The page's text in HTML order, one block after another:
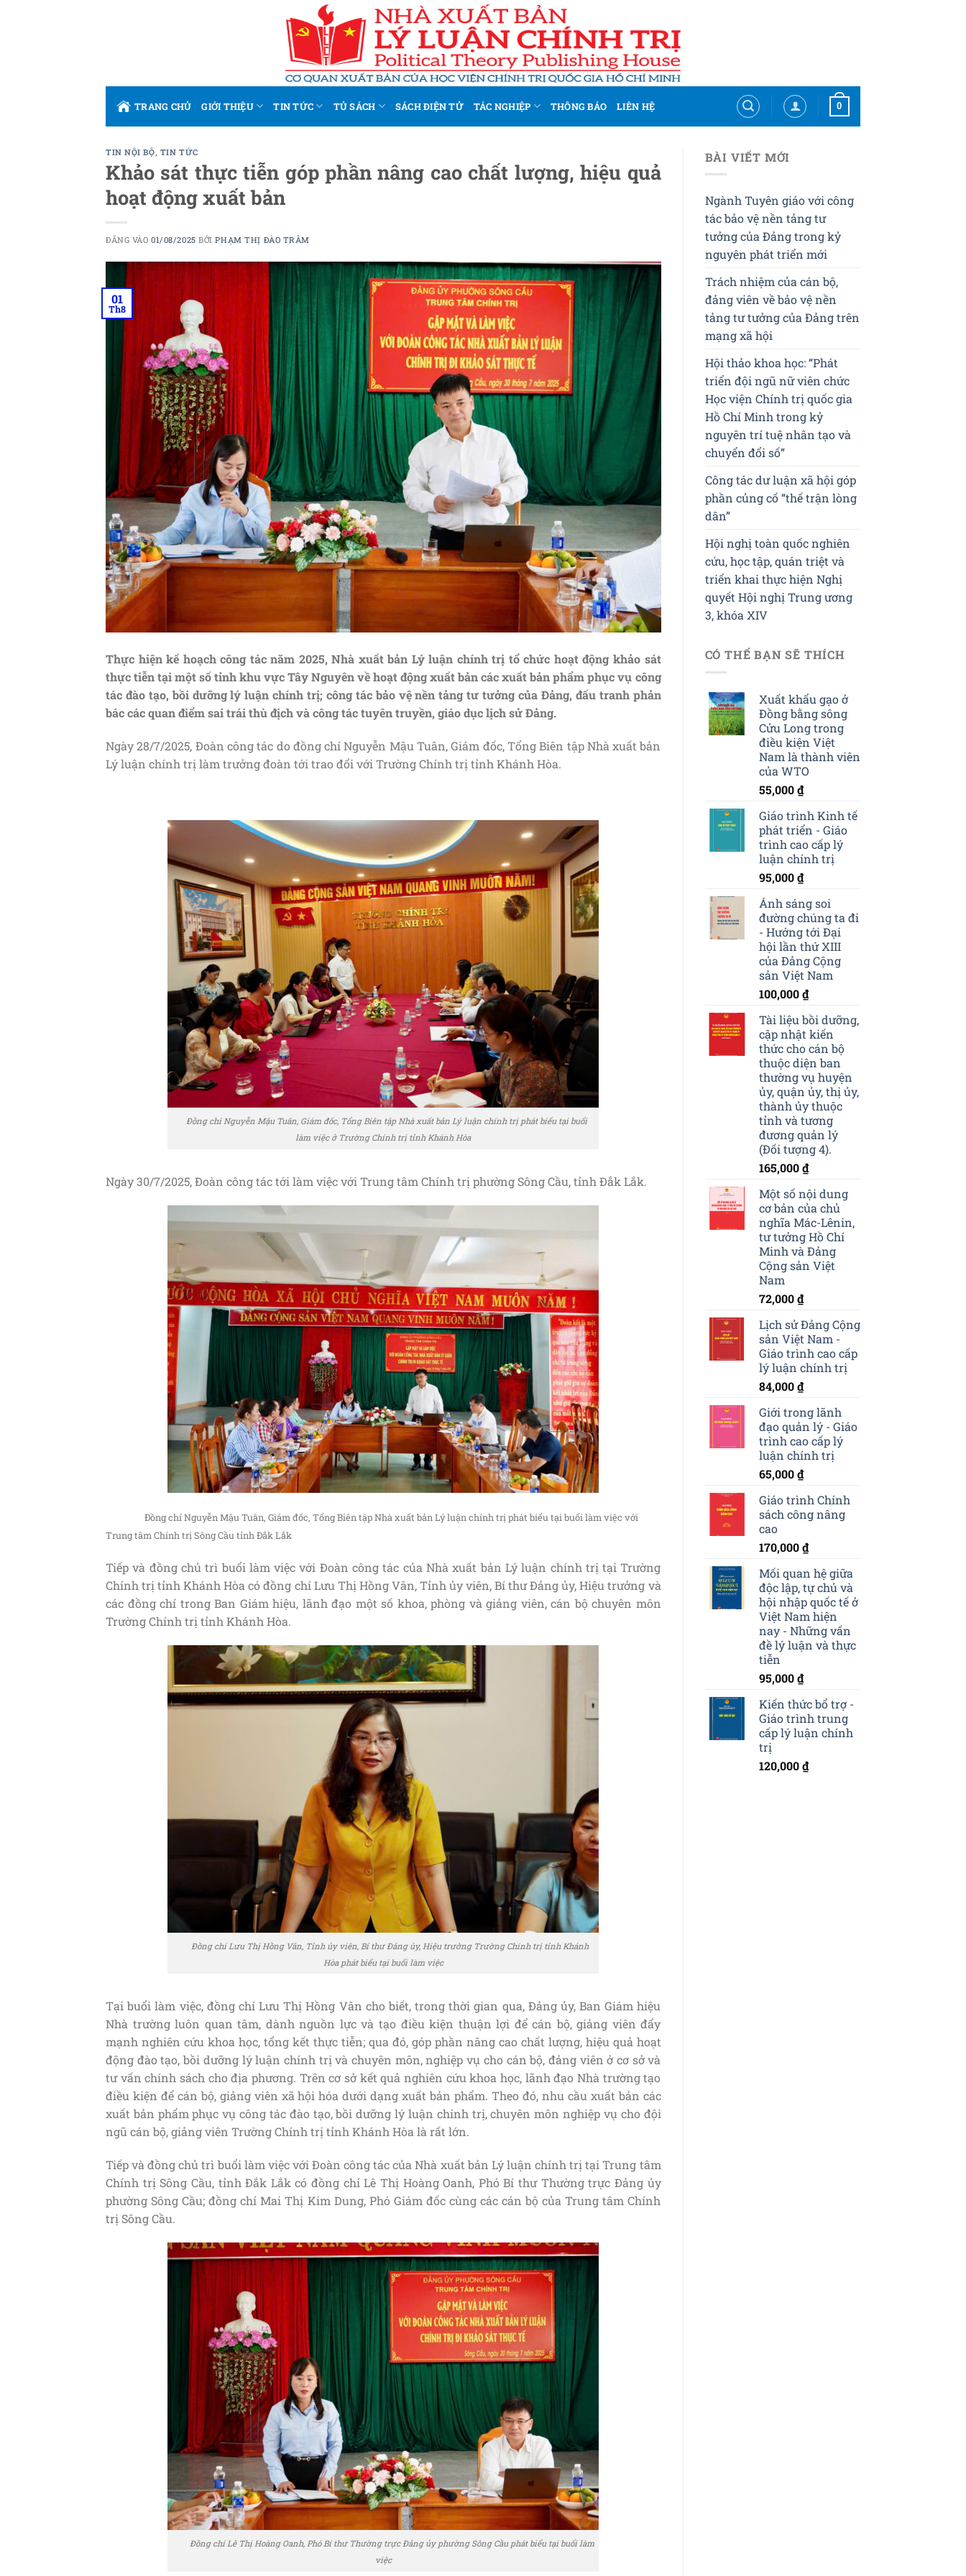
TRANG CHỦ GIỚI THIỆU TIN TỨC TỦ SÁCH SÁCH ĐIỆN TỬ TÁC NGHIỆP THÔNG BÁO LIÊN HỆ 0
TIN NỘI BỘ, TIN TỨC
Khảo sát thực tiễn góp phần nâng cao chất lượng, hiệu quả
hoạt động xuất bản
ĐĂNG VÀO01/08/2025 BỞIPHẠM THỊ ĐÀO TRÂM
01
Th8
Thực hiện kế hoạch công tác năm 2025, Nhà xuất bản Lý luận chính trị tổ chức hoạt động khảo sát
thựctiễn tại một số tỉnh khu vực Tây Nguyên về hoạt động xuất bản cácxuất bản phẩm phục vụ công
tác đào tạo, bồi dưỡng lý luận chính trị; công tác bảo vệ nền tảng tư tưởng của Đảng, đấu tranh phản
bác các quan điểm sai trái thù địch và công tác tuyên truyền, giáo dục lịch sử Đảng.
Ngày 28/7/2025, Đoàn công tác do đồng chí Nguyễn Mậu Tuân, Giám đốc, Tổng Biên tập Nhà xuất bản
Lý luận chính trị làm trưởng đoàn tới trao đổi với Trường Chính trị tỉnh Khánh Hòa.
Đồng chí Nguyễn Mậu Tuân, Giám đốc, Tổng Biên tập Nhà xuất bản Lý luận chính trị phát biểu tại buổi
làm việc ở Trường Chính trị tỉnh Khánh Hòa
Ngày 30/7/2025, Đoàn công tác tới làm việc với Trung tâm Chính trị phường Sông Cầu, tỉnh Đắk Lắk.
Đồng chí Nguyễn Mậu Tuân, Giám đốc, Tổng Biên tập Nhà xuất bản Lý luận chính trị phát biểu tại buổi làm việc với
Trung tâm Chính trị Sông Cầu tỉnh Đắk Lắk
Tiếp và đồng chủ trì buổi làm việc với Đoàn công tác của Nhà xuất bản Lý luận chính trị tại Trường
Chính trị tỉnh Khánh Hòa có đồng chí Lưu Thị Hồng Vân, Tỉnh ủy viên, Bí thư Đảng ủy, Hiệu trưởng và
các đồng chí trong Ban Giám hiệu, lãnh đạo một số khoa, phòng và giảng viên, cán bộ chuyên môn
Trường Chính trị tỉnh Khánh Hòa.
Đồng chí Lưu Thị Hồng Vân, Tỉnh ủy viên, Bí thư Đảng ủy, Hiệu trưởng Trường Chính trị tỉnh Khánh
Hòa phát biểu tại buổi làm việc
Tại buổi làm việc, đồng chí Lưu Thị Hồng Vân cho biết, trong thời gian qua, Đảng ủy, Ban Giám hiệu
Nhà trường luôn quan tâm, dành nguồn lực và tạo điều kiện thuận lợi để cán bộ, giảng viên đẩy
mạnh nghiên cứu khoa học, tổng kết thực tiễn; qua đó, góp phần nâng cao chất lượng, hiệu quả hoạt
động đào tạo, bồi dưỡng lý luận chính trị và chuyên môn, nghiệp vụ cho cán bộ, đảng viên ở cơ sở và
tư vấn chính sách cho địa phương. Trên cơ sở kết quả nghiên cứu khoa học, lãnh đạo Nhà trường tạo
điều kiện để cán bộ, giảng viên xã hội hóa dưới dạng xuất bản phẩm. Theo đó, nhu cầu xuất bản các
xuất bản phẩm phục vụ công tác đào tạo, bồi dưỡng lý luận chính trị, chuyên môn nghiệp vụ cho đội
ngũ cán bộ, giảng viên Trường Chính trị tỉnh Khánh Hòa là rất lớn.
Tiếp và đồng chủ trì buổi làm việc với Đoàn công tác của Nhà xuất bản Lý luận chính trị tại Trung tâm
Chính trị Sông Cầu, tỉnh Đắk Lắk có đồng chí Lê Thị Hoàng Oanh, Phó Bí thư Thường trực Đảng ủy
phường Sông Cầu; đồng chí Mai Thị Kim Dung, Phó Giám đốc cùng các cán bộ của Trung tâm Chính
trị Sông Cầu.
Đồng chí Lê Thị Hoàng Oanh, Phó Bí thư Thường trực Đảng ủy phường Sông Cầu phát biểu tại buổi làm
việc
BÀI VIẾT MỚI
Ngành Tuyên giáo với công
tác bảo vệ nền tảng tư
tưởng của Đảng trong kỷ
nguyên phát triển mới
Trách nhiệm của cán bộ,
đảng viên về bảo vệ nền
tảng tư tưởng của Đảng trên
mạng xã hội
Hội thảo khoa học: “Phát
triển đội ngũ nữ viên chức
Học viện Chính trị quốc gia
Hồ Chí Minh trong kỷ
nguyên trí tuệ nhân tạo và
chuyển đổi số”
Công tác dư luận xã hội góp
phần củng cố “thế trận lòng
dân”
Hội nghị toàn quốc nghiên
cứu, học tập, quán triệt và
triển khai thực hiện Nghị
quyết Hội nghị Trung ương
3, khóa XIV
CÓ THỂ BẠN SẼ THÍCH
Xuất khẩu gạo ở
Đồng bằng sông
Cửu Long trong
điều kiện Việt
Nam là thành viên
của WTO
55,000₫
Giáo trình Kinh tế
phát triển - Giáo
trình cao cấp lý
luận chính trị
95,000₫
Ánh sáng soi
đường chúng ta đi
- Hướng tới Đại
hội lần thứ XIII
của Đảng Cộng
sản Việt Nam
100,000₫
Tài liệu bồi dưỡng,
cập nhật kiến
thức cho cán bộ
thuộc diện ban
thường vụ huyện
ủy, quận ủy, thị ủy,
thành ủy thuộc
tỉnh và tương
đương quản lý
(Đối tượng 4).
165,000₫
Một số nội dung
cơ bản của chủ
nghĩa Mác-Lênin,
tư tưởng Hồ Chí
Minh và Đảng
Cộng sản Việt
Nam
72,000₫
Lịch sử Đảng Cộng
sản Việt Nam -
Giáo trình cao cấp
lý luận chính trị
84,000₫
Giới trong lãnh
đạo quản lý - Giáo
trình cao cấp lý
luận chính trị
65,000₫
Giáo trình Chính
sách công nâng
cao
170,000₫
Mối quan hệ giữa
độc lập, tự chủ và
hội nhập quốc tế ở
Việt Nam hiện
nay - Những vấn
đề lý luận và thực
tiễn
95,000₫
Kiến thức bổ trợ -
Giáo trình trung
cấp lý luận chính
trị
120,000₫